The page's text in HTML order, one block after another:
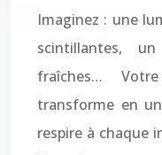
Imaginez : une
scintillantes,
fraîches…
transforme en
respire à chaque